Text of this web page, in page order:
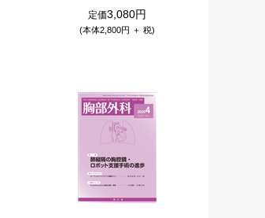
定価3,080円
(本体2,800円 ＋ 税)